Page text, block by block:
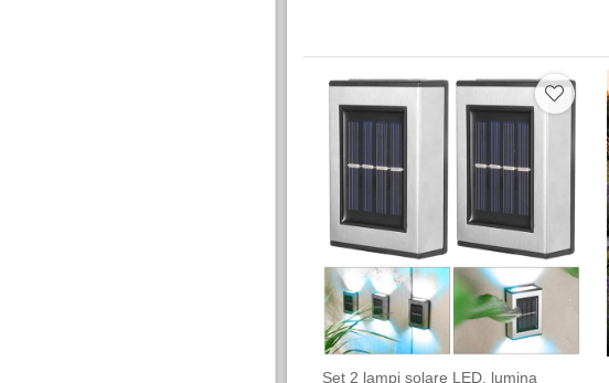
Set 2 lampi solare LED, lumina